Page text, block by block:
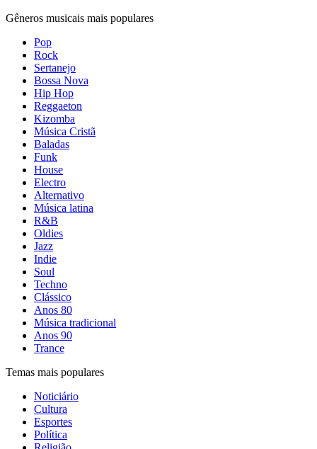
Gêneros musicais mais populares
Pop
Rock
Sertanejo
Bossa Nova
Hip Hop
Reggaeton
Kizomba
Música Cristã
Baladas
Funk
House
Electro
Alternativo
Música latina
R&B
Oldies
Jazz
Indie
Soul
Techno
Clássico
Anos 80
Música tradicional
Anos 90
Trance
Temas mais populares
Noticiário
Cultura
Esportes
Política